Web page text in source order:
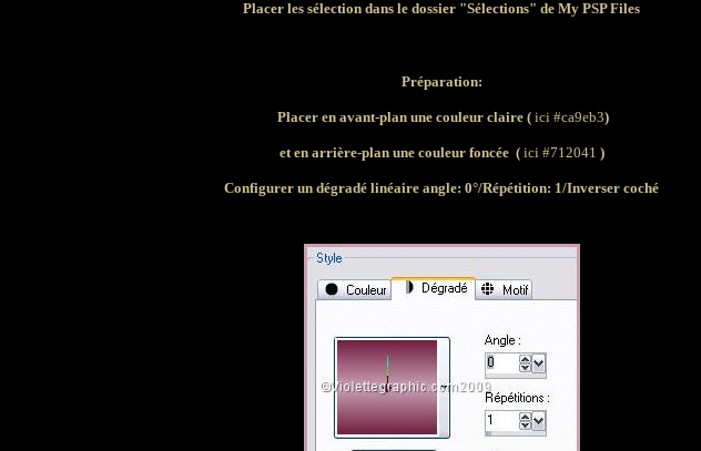
Placer les sélection dans le dossier "Sélections" de My PSP Files
Préparation:
Placer en avant-plan une couleur claire ( ici #ca9eb3)
et en arrière-plan une couleur foncée ( ici #712041 )
Configurer un dégradé linéaire angle: 0°/Répétition: 1/Inverser coché